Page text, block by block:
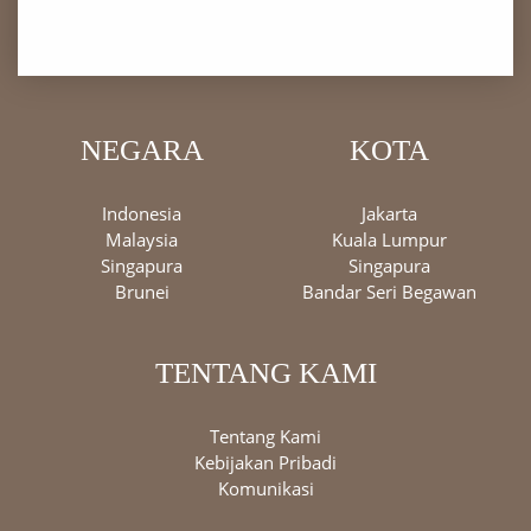
NEGARA
Indonesia
Malaysia
Singapura
Brunei
KOTA
Jakarta
Kuala Lumpur
Singapura
Bandar Seri Begawan
TENTANG KAMI
Tentang Kami
Kebijakan Pribadi
Komunikasi